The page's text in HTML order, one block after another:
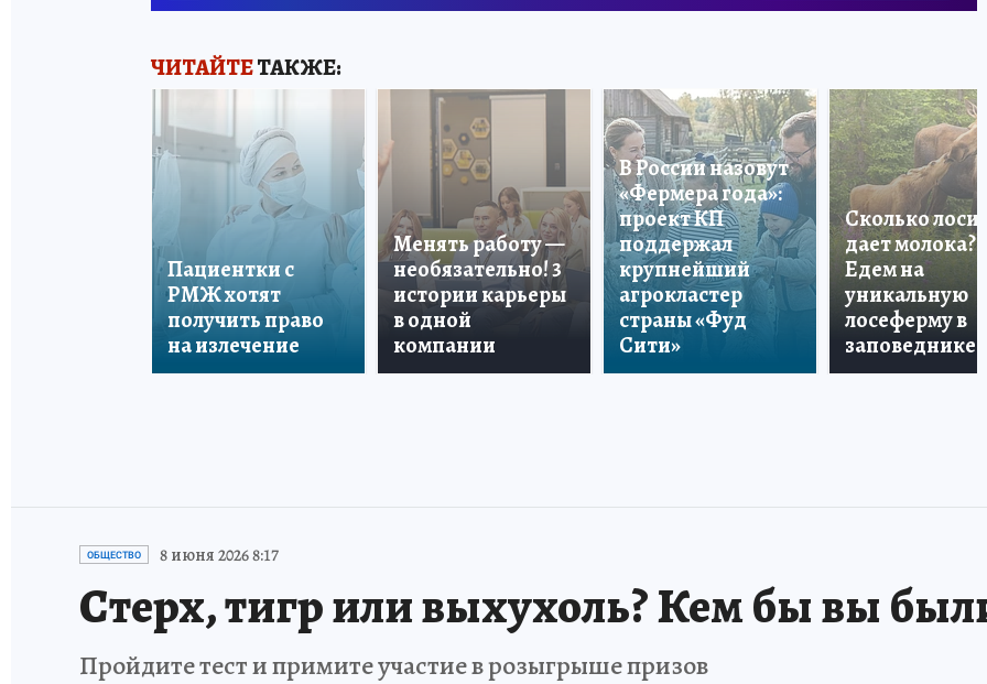
ЧИТАЙТЕТАКЖЕ:
Пациентки с
РМЖ хотят
получить право
на излечение
Менять работу —
необязательно! 3
истории карьеры
в одной
компании
В России назовут
«Фермера года»:
проект КП
поддержал
крупнейший
агрокластер
страны «Фуд
Сити»
Сколько
дает молока?
Едем на
уникальную
лосеферму в
заповеднике!
ОБЩЕСТВО 8 июня 2026 8:17
Стерх, тигр или выхухоль? Кем бы вы
Пройдите тест и примите участие в розыгрыше призов